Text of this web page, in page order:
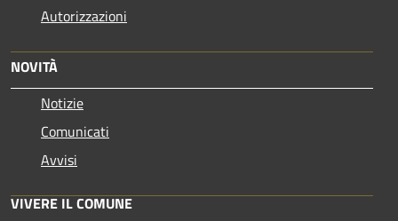
Autorizzazioni
NOVITÀ
Notizie
Comunicati
Avvisi
VIVERE IL COMUNE